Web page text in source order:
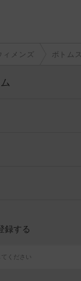
ィメンズ ボトムス
録する